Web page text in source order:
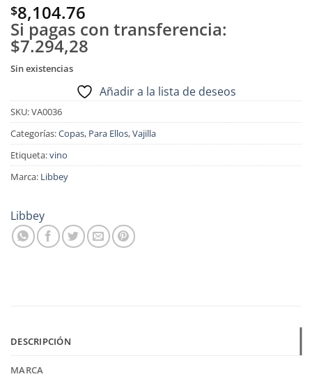
$8,104.76
Si pagas con transferencia:
$7.294,28
Sin existencias
Añadir a la lista de deseos
SKU:VA0036
Categorías:Copas, Para Ellos,Vajilla
Etiqueta:vino
Marca: Libbey
Libbey
DESCRIPCIÓN
MARCA